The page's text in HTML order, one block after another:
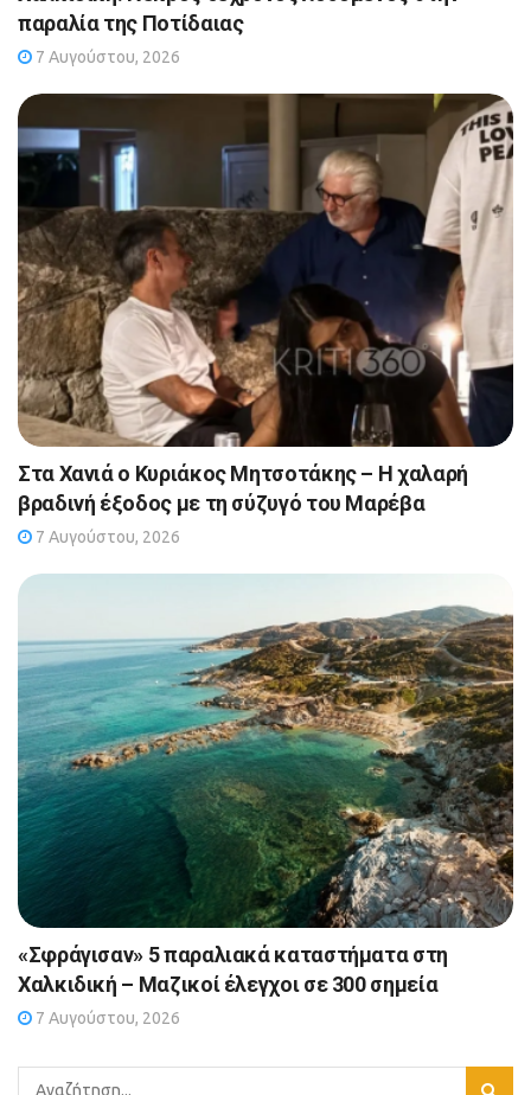
παραλία της Ποτίδαιας
7 Αυγούστου, 2026
Στα Χανιά ο Κυριάκος Μητσοτάκης – Η χαλαρή
βραδινή έξοδος με τη σύζυγό του Μαρέβα
7 Αυγούστου, 2026
«Σφράγισαν» 5 παραλιακά καταστήματα στη
Χαλκιδική – Μαζικοί έλεγχοι σε 300 σημεία
7 Αυγούστου, 2026